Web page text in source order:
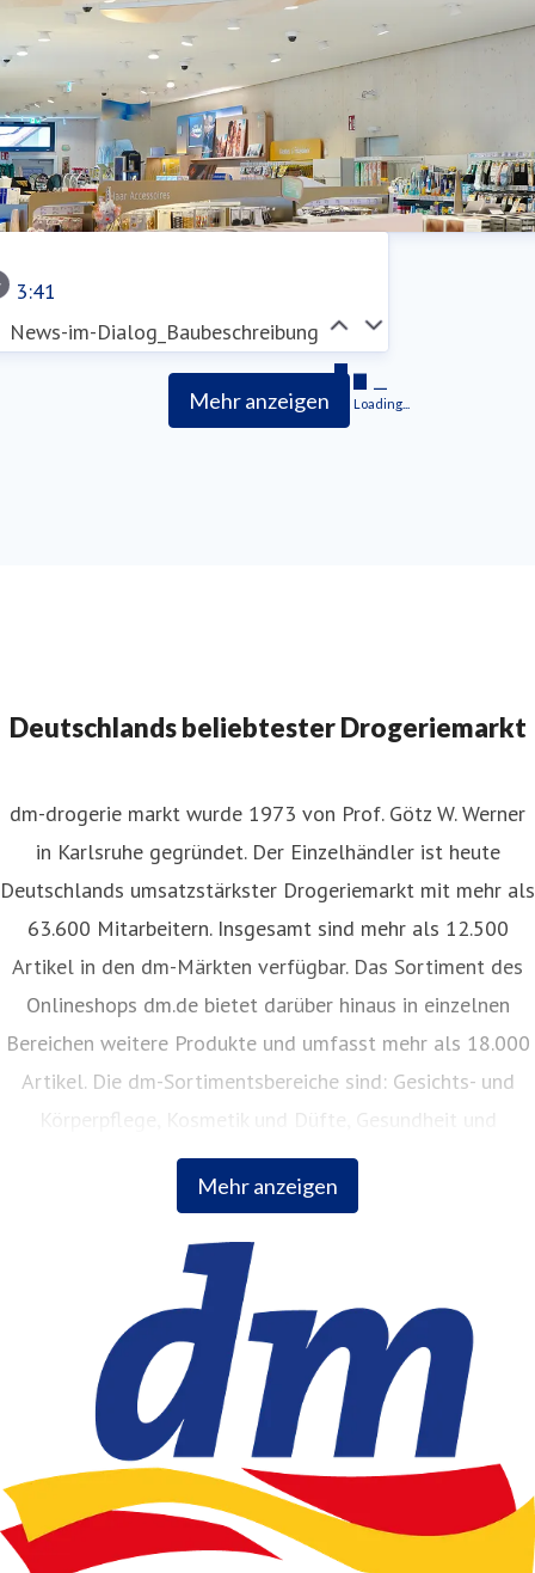
Holzbau Neuried
3:41
News-im-Dialog_Baubeschreibung
Mehr anzeigen Loading...
Deutschlands beliebtester Drogeriemarkt
Mehr anzeigen
dm-drogerie markt wurde 1973 von Prof. Götz W. Werner
in Karlsruhe gegründet. Der Einzelhändler ist heute
Deutschlands umsatzstärkster Drogeriemarkt mit mehr als
63.600 Mitarbeitern. Insgesamt sind mehr als 12.500
Artikel in den dm-Märkten verfügbar. Das Sortiment des
Onlineshops dm.de bietet darüber hinaus in einzelnen
Bereichen weitere Produkte und umfasst mehr als 18.000
Artikel. Die dm-Sortimentsbereiche sind: Gesichts- und
Körperpflege, Kosmetik und Düfte, Gesundheit und
Naturkost, Babynahrung, Babykleidung, Babypflege,
Haushalt, Foto, Hygieneartikel, Tiernahrung.